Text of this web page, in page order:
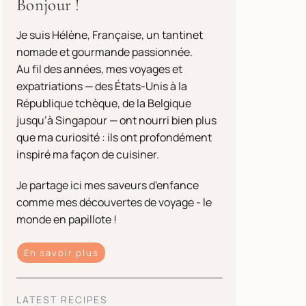
Bonjour !
Je suis Hélène, Française, un tantinet
nomade et gourmande passionnée.
Au fil des années, mes voyages et
expatriations — des États-Unis à la
République tchèque, de la Belgique
jusqu’à Singapour — ont nourri bien plus
que ma curiosité : ils ont profondément
inspiré ma façon de cuisiner.
Je partage ici mes saveurs d'enfance
comme mes découvertes de voyage - le
monde en papillote !
En savoir plus
LATEST RECIPES